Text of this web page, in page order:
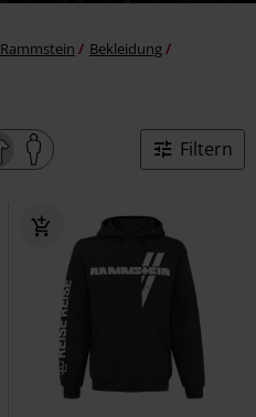
Rammstein
Bekleidung
Filtern